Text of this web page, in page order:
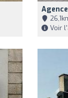
Voir